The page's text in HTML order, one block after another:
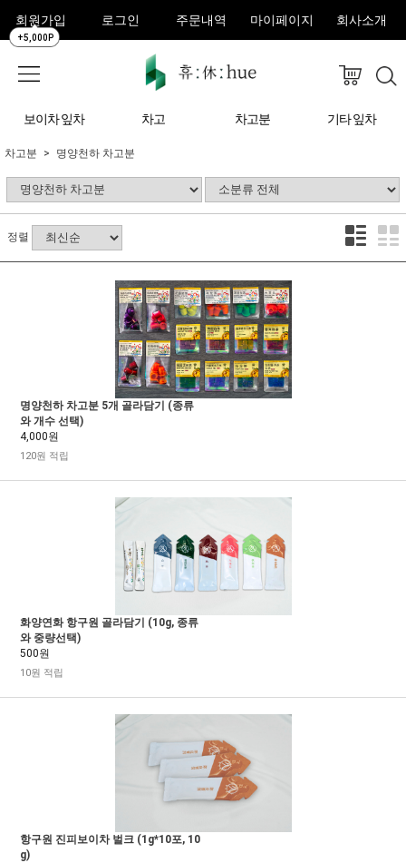
회원가입
+5,000P
로그인 주문내역 마이페이지 회사소개
보이차 잎차 차고 차고분 기타 잎차
차고분 명양천하 차고분
정렬
명양천하 차고분 5개 골라담기 (종류
와 개수 선택)
4,000원
120원 적립
화양연화 항구원 골라담기 (10g, 종류
와 중량선택)
500원
10원 적립
항구원 진피보이차 벌크 (1g*10포, 10
g)